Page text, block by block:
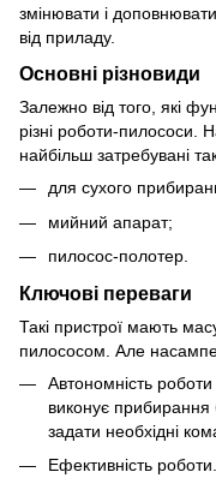
змінювати і
від приладу.
Основні різновиди
Залежно від того, які
різні роботи-пилососи.
найбільш затребувані
для сухого
мийний апарат;
пилосос-полотер.
Ключові переваги
Такі пристрої мають
пилососом. Але
Автономність
виконує прибирання
задати необхідні
Ефективність